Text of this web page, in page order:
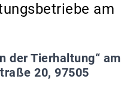
am
der Tierhaltung“ am
20, 97505